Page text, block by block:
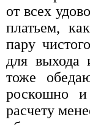
от всех
платьем,
пару
для выхода
тоже
роскошно
расчету